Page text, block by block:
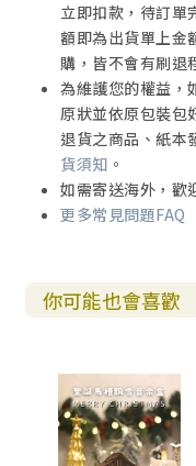
立即扣款，待訂單
額即為出貨單上金
購，皆不會有刷退
為維護您的權益，
原狀並依原包裝包
退貨之商品、紙本
貨須知 。
如需寄送海外，歡
更多常見問題FAQ
你可能也會喜歡